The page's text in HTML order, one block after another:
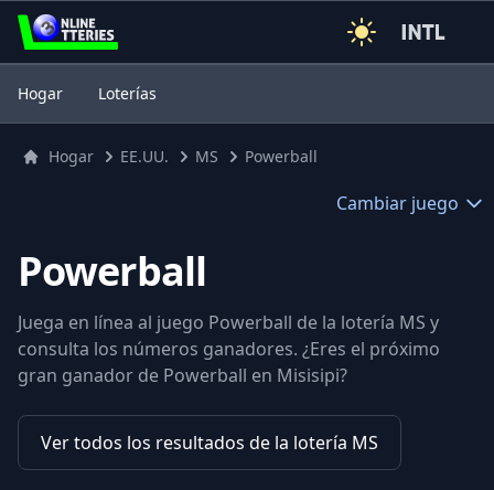
3
Hogar Loterías
Hogar EE.UU. MS Powerball
Cambiar juego
Powerball
Juega en línea al juego Powerball de la lotería MS y
consulta los números ganadores. ¿Eres el próximo
gran ganador de Powerball en Misisipi?
Ver todos los resultados de la lotería MS